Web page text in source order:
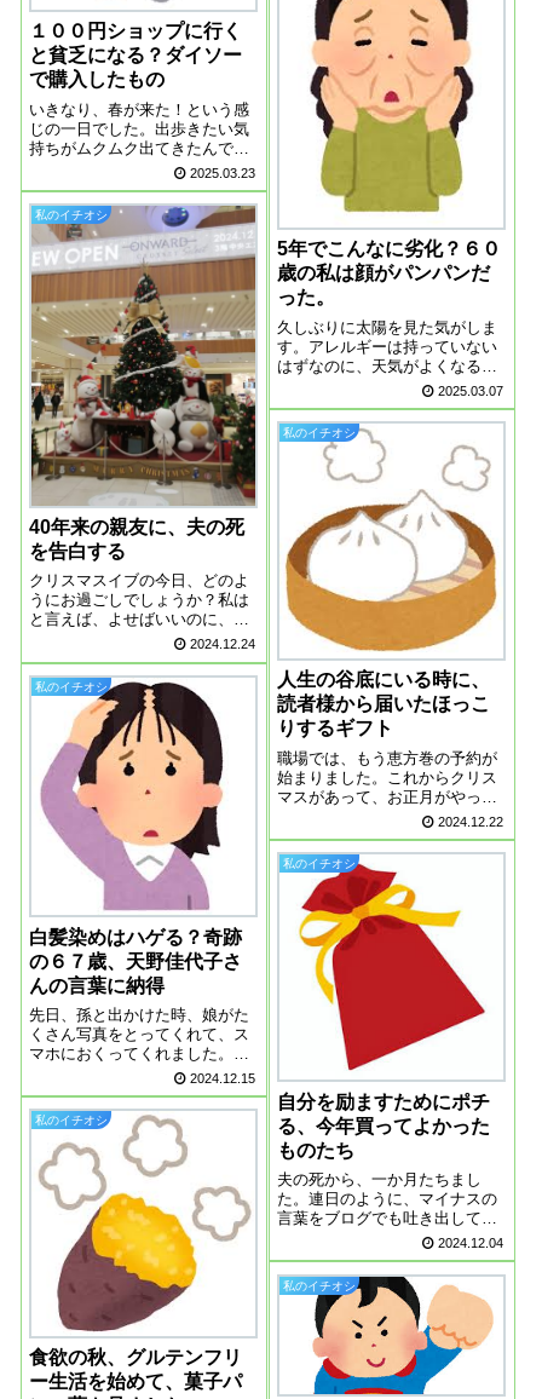
１００円ショップに行く
と貧乏になる？ダイソー
で購入したもの
いきなり、春が来た！という感
じの一日でした。出歩きたい気
持ちがムクムク出てきたんで、
４月はいろいろ予定を入れまし
た。今日は、仕事帰りに１００
均へ行ってきました。値上げラ
ッシュの昨今、食料品はダイソ
ーやキャン★ドゥで買うことも
多いです。１００...
2025.03.23
5年でこんなに劣化？６０
歳の私は顔がパンパンだ
った。
久しぶりに太陽を見た気がしま
す。アレルギーは持っていない
はずなのに、天気がよくなると
途端に目がかゆくなります。あ
わてて花粉症対策の目薬を買っ
てきました。今まで花粉症の症
状がない人も、ある日突然なる
人もいるそうなので、油断はで
きません。やはり...
2025.03.07
私のイチオシ
40年来の親友に、夫の死
を告白する
クリスマスイブの今日、どのよ
うにお過ごしでしょうか？私は
と言えば、よせばいいのに、繁
華街に繰り出し、親友とランチ
してきました。場所は、東京の
彼女と、横須賀の私、ちょうど
中間地点の武蔵小杉です。私は
この武蔵小杉が、なぜか気に入
っています。二年...
2024.12.24
私のイチオシ
人生の谷底にいる時に、
読者様から届いたほっこ
りするギフト
職場では、もう恵方巻の予約が
始まりました。これからクリス
マスがあって、お正月がやって
くるのに、もう２月の恵方巻と
は・・・日本人って、季節のモ
ノを大事にしているって思いま
す。昨日は冬至で、ゆずだけ買
っていく方もいました。ゆずが
たくさん売れてい...
2024.12.22
私のイチオシ
白髪染めはハゲる？奇跡
の６７歳、天野佳代子さ
んの言葉に納得
先日、孫と出かけた時、娘がた
くさん写真をとってくれて、ス
マホにおくってくれました。そ
の写真を見て、ショックを受け
た私です。つむじ周りがはげて
見えるのと、後頭部がまだらに
なっていて、そこもはげて見え
たのです。たぶん自分で染めて
いるので、後ろは...
2024.12.15
私のイチオシ
自分を励ますためにポチ
る、今年買ってよかった
ものたち
夫の死から、一か月たちまし
た。連日のように、マイナスの
言葉をブログでも吐き出してき
て、すみません。自分の機嫌は
自分でとるこれ、ずいぶん前か
らわかっていたけれど、ここ最
近はどん底の精神状態の中で、
もがいていました。やっぱり、
自分の機嫌は自分で...
2024.12.04
私のイチオシ
食欲の秋、グルテンフリ
ー生活を始めて、菓子パ
私のイチオシ